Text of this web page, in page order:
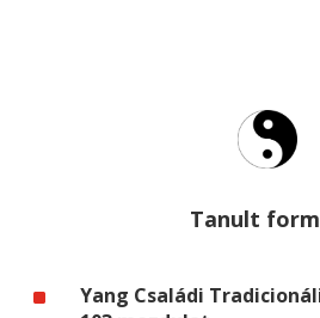
Tanult
^
Yang Családi